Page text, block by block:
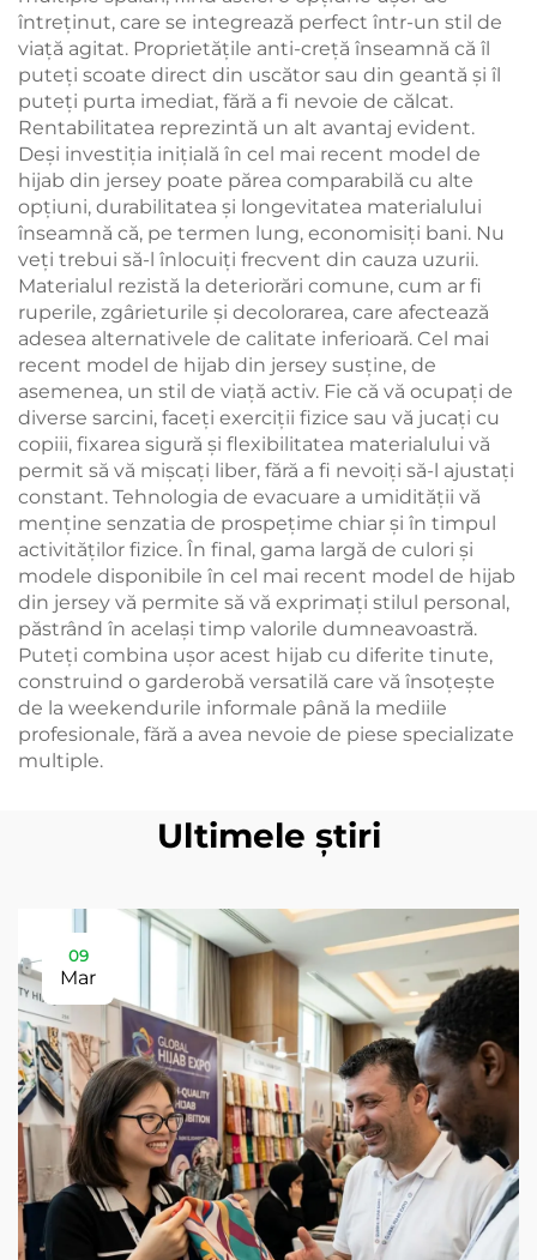
întreținut, care se integrează perfect într-un stil de
viață agitat. Proprietățile anti-creță înseamnă că îl
puteți scoate direct din uscător sau din geantă și îl
puteți purta imediat, fără a fi nevoie de călcat.
Rentabilitatea reprezintă un alt avantaj evident.
Deși investiția inițială în cel mai recent model de
hijab din jersey poate părea comparabilă cu alte
opțiuni, durabilitatea și longevitatea materialului
înseamnă că, pe termen lung, economisiți bani. Nu
veți trebui să-l înlocuiți frecvent din cauza uzurii.
Materialul rezistă la deteriorări comune, cum ar fi
ruperile, zgârieturile și decolorarea, care afectează
adesea alternativele de calitate inferioară. Cel mai
recent model de hijab din jersey susține, de
asemenea, un stil de viață activ. Fie că vă ocupați de
diverse sarcini, faceți exerciții fizice sau vă jucați cu
copiii, fixarea sigură și flexibilitatea materialului vă
permit să vă mișcați liber, fără a fi nevoiți să-l ajustați
constant. Tehnologia de evacuare a umidității vă
menține senzatia de prospețime chiar și în timpul
activităților fizice. În final, gama largă de culori și
modele disponibile în cel mai recent model de hijab
din jersey vă permite să vă exprimați stilul personal,
păstrând în același timp valorile dumneavoastră.
Puteți combina ușor acest hijab cu diferite tinute,
construind o garderobă versatilă care vă însoțește
de la weekendurile informale până la mediile
profesionale, fără a avea nevoie de piese specializate
multiple.
Ultimele știri
09
Mar